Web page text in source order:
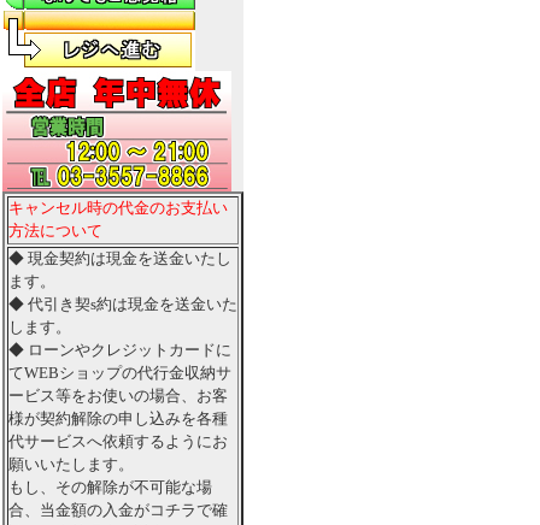
キャンセル時の代金のお支払い
方法について
◆ 現金契約は現金を送金いたし
ます。
◆ 代引き契s約は現金を送金いた
します。
◆ ローンやクレジットカードに
てWEBショップの代行金収納サ
ービス等をお使いの場合、お客
様が契約解除の申し込みを各種
代サービスへ依頼するようにお
願いいたします。
もし、その解除が不可能な場
合、当金額の入金がコチラで確